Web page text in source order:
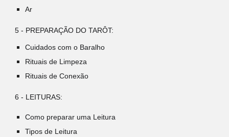
Ar
5 - PREPARAÇÃO DO TARÔT:
Cuidados com o Baralho
Rituais de Limpeza
Rituais de Conexão
6 - LEITURAS:
Como preparar uma Leitura
Tipos de Leitura